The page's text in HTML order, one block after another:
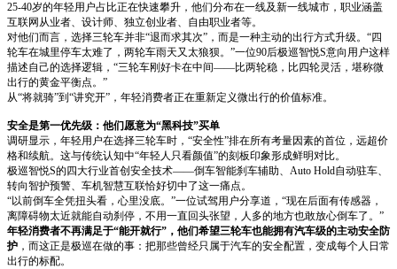
25-40岁的年轻用户占比正在快速攀升，他们分布在一线及新一线城市，职业涵盖
互联网从业者、设计师、独立创业者、自由职业者等。
对他们而言，选择三轮车并非“退而求其次”，而是一种主动的出行方式升级。“四
轮车在城里停车太难了，两轮车雨天又太狼狈。”一位90后极巡智悦S意向用户这样
描述自己的选择逻辑，“三轮车刚好卡在中间——比两轮稳，比四轮灵活，堪称微
出行的黄金平衡点。”
从“将就骑”到“讲究开”，年轻消费者正在重新定义微出行的价值标准。
安全是第一优先级：他们愿意为“黑科技”买单
调研显示，年轻用户在选择三轮车时，“安全性”排在所有考量因素的首位，远超价
格和续航。这与传统认知中“年轻人只看颜值”的刻板印象形成鲜明对比。
极巡智悦S的四大行业首创安全技术——倒车智能刹车辅助、Auto Hold自动驻车、
转向智护预警、车机智慧互联恰好切中了这一痛点。
“以前倒车全凭扭头看，心里没底。”一位试驾用户分享道，“现在后面有传感器，
离障碍物太近就能自动刹停，不用一直回头张望，人多的地方也敢放心倒车了。”
年轻消费者不再满足于“能开就行”，他们希望三轮车也能拥有汽车级的主动安全防
护 ，而这正是极巡在做的事：把那些曾经只属于汽车的安全配置，变成每个人日常
出行的标配。